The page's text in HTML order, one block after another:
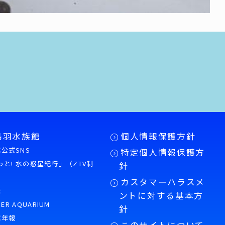
水族館
式SNS
と! 水の惑星紀行」（ZTV制
AQUARIUM
報
個人情報保護方針
特定個人情報保護方
針
カスタマーハラスメ
ントに対する基本方
針